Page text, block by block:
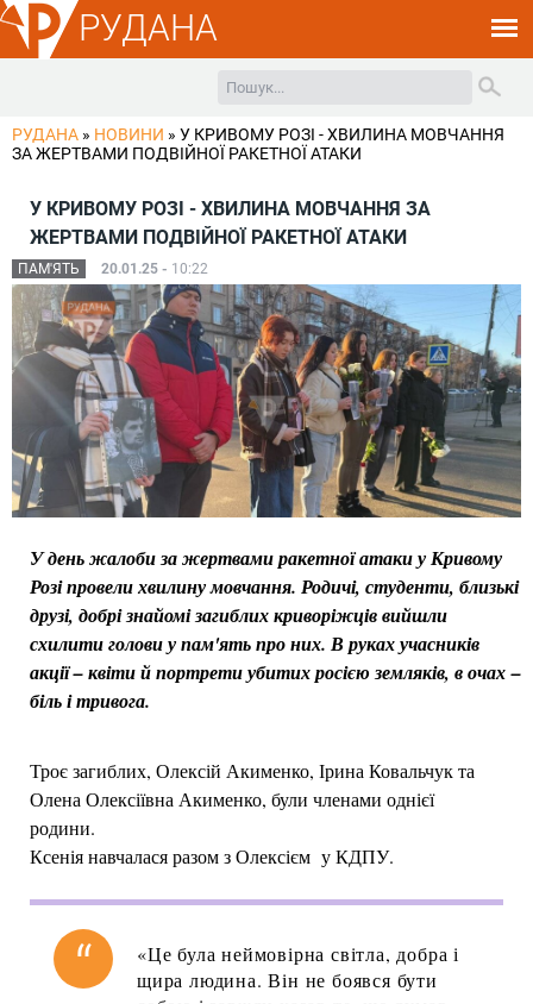
РУДАНА
РУДАНА » НОВИНИ » У КРИВОМУ РОЗІ - ХВИЛИНА МОВЧАННЯ
ЗА ЖЕРТВАМИ ПОДВІЙНОЇ РАКЕТНОЇ АТАКИ
У КРИВОМУ РОЗІ - ХВИЛИНА МОВЧАННЯ ЗА
ЖЕРТВАМИ ПОДВІЙНОЇ РАКЕТНОЇ АТАКИ
ПАМ'ЯТЬ 20.01.25 - 10:22
У день жалоби за жертвами ракетної атаки у Кривому
Розі провели хвилину мовчання. Родичі, студенти, близькі
друзі, добрі знайомі загиблих криворіжців вийшли
схилити голови у пам'ять про них. В руках учасників
акції – квіти й портрети убитих росією земляків, в очах –
біль і тривога.
Троє загиблих, Олексій Акименко, Ірина Ковальчук та
Олена Олексіївна Акименко, були членами однієї
родини.
Ксенія навчалася разом з Олексієм у КДПУ.
«Це була неймовірна світла, добра і
щира людина. Він не боявся бути